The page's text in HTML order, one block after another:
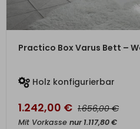
Practico Box Varus Bett –
Holz konfigurierbar
1.242,00 € 1.656,00€
Mit Vorkasse nur1.117,80€